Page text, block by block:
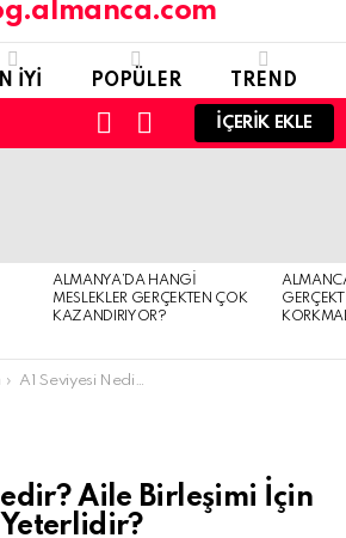
IYI POPÜLER TREND
SWITCH
SKIN
LOGIN
İÇERIK EKLE
ALMANYA’DA HANGI
MESLEKLER GERÇEKTEN ÇOK
KAZANDIRIYOR?
A1 Seviyesi Nedir? Aile Birleşimi İçin Hangi Düzey Yeterlidir?
Aile Birleşimi İçin